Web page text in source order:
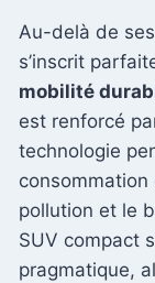
Au-delà de
s’inscrit
mobilité
est renforcé
technologie
consommation
pollution et le
SUV compact
pragmatique,